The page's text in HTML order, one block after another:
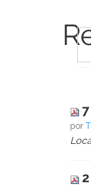
por